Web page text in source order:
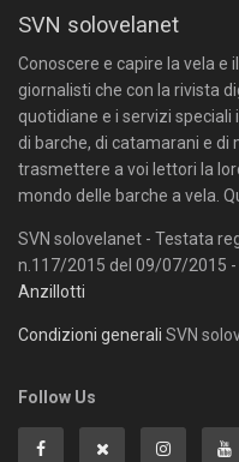
SVN solovelanet
Conoscere e capire la vela e
giornalisti che con la rivista
quotidiane e i servizi
di barche, di catamarani e di
trasmettere a voi lettori la
mondo delle barche a vela.
SVN solovelanet - Testata
n.117/2015 del 09/07/2015
Anzillotti
Condizioni generali SVN
Follow Us